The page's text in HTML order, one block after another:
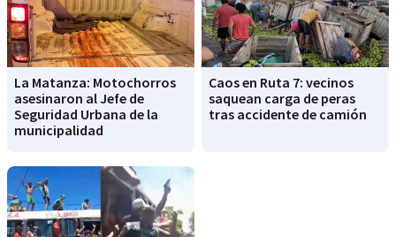
La Matanza: Motochorros
asesinaron al Jefe de
Seguridad Urbana de la
municipalidad
Caos en Ruta 7: vecinos
saquean carga de peras
tras accidente de camión